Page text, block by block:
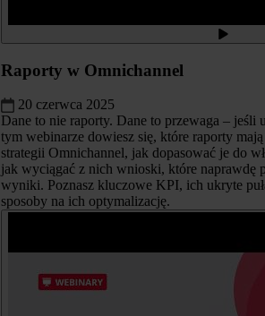
Raporty w Omnichannel
20 czerwca 2025
Dane to nie raporty. Dane to przewaga – jeśli
tym webinarze dowiesz się, które raporty
strategii Omnichannel, jak dopasować je do
jak wyciągać z nich wnioski, które naprawdę
wyniki. Poznasz kluczowe KPI, ich ukryte
sposoby na ich optymalizację.